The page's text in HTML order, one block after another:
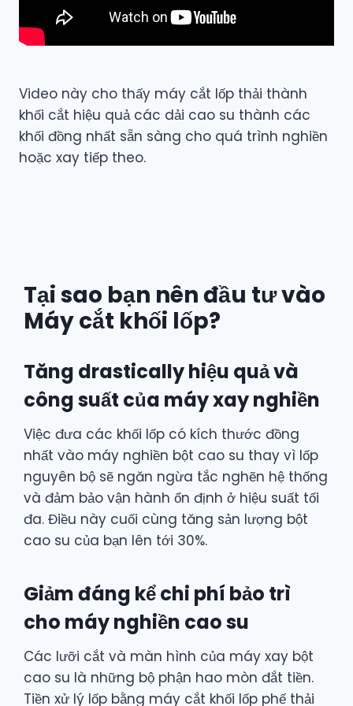
Video này cho thấy máy cắt lốp thải thành
khối cắt hiệu quả các dải cao su thành các
khối đồng nhất sẵn sàng cho quá trình nghiền
hoặc xay tiếp theo.
Tại sao bạn nên đầu tư vào
Máy cắt khối lốp?
Tăng drastically hiệu quả và
công suất của máy xay nghiền
Việc đưa các khối lốp có kích thước đồng
nhất vào máy nghiền bột cao su thay vì lốp
nguyên bộ sẽ ngăn ngừa tắc nghẽn hệ thống
và đảm bảo vận hành ổn định ở hiệu suất tối
đa. Điều này cuối cùng tăng sản lượng bột
cao su của bạn lên tới 30%.
Giảm đáng kể chi phí bảo trì
cho máy nghiền cao su
Các lưỡi cắt và màn hình của máy xay bột
cao su là những bộ phận hao mòn đắt tiền.
Tiền xử lý lốp bằng máy cắt khối lốp phế thải